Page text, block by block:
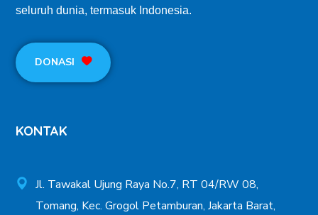
seluruh dunia, termasuk Indonesia.
DONASI
KONTAK
Jl. Tawakal Ujung Raya No.7, RT 04/RW 08,
Tomang, Kec. Grogol Petamburan, Jakarta Barat,